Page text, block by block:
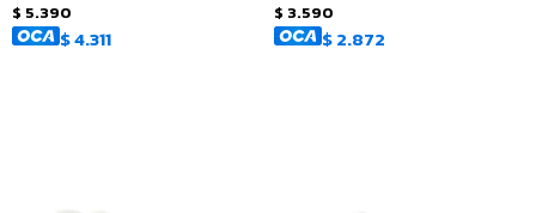
$ 5.390
$4.311
$ 3.590
$2.872